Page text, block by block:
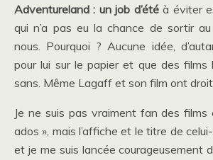
Adventureland : un job d’étéà éviter
qui n’a pas eu la chance de sortir
nous. Pourquoi ? Aucune idée,
pour lui sur le papier et que des
sans. Même Lagaff et son film ont
Je ne suis pas vraiment fan des films
ados », mais l’affiche et le titre de
et je me suis lancée courageusement